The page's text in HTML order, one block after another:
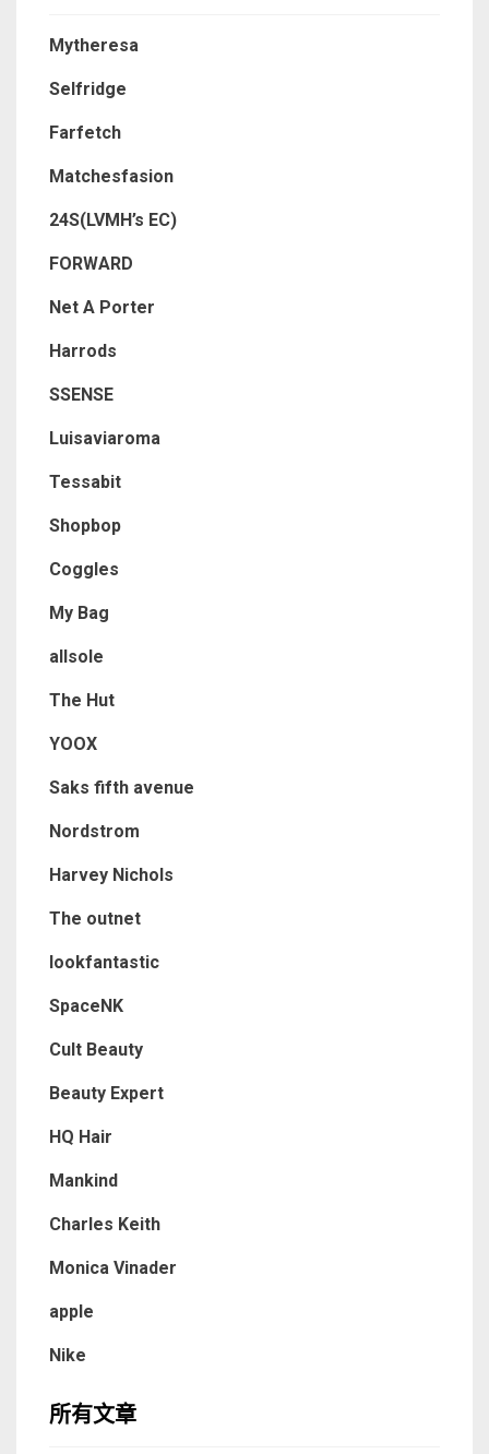
Mytheresa
Selfridge
Farfetch
Matchesfasion
24S(LVMH’s EC)
FORWARD
Net A Porter
Harrods
SSENSE
Luisaviaroma
Tessabit
Shopbop
Coggles
My Bag
allsole
The Hut
YOOX
Saks fifth avenue
Nordstrom
Harvey Nichols
The outnet
lookfantastic
SpaceNK
Cult Beauty
Beauty Expert
HQ Hair
Mankind
Charles Keith
Monica Vinader
apple
Nike
所有文章